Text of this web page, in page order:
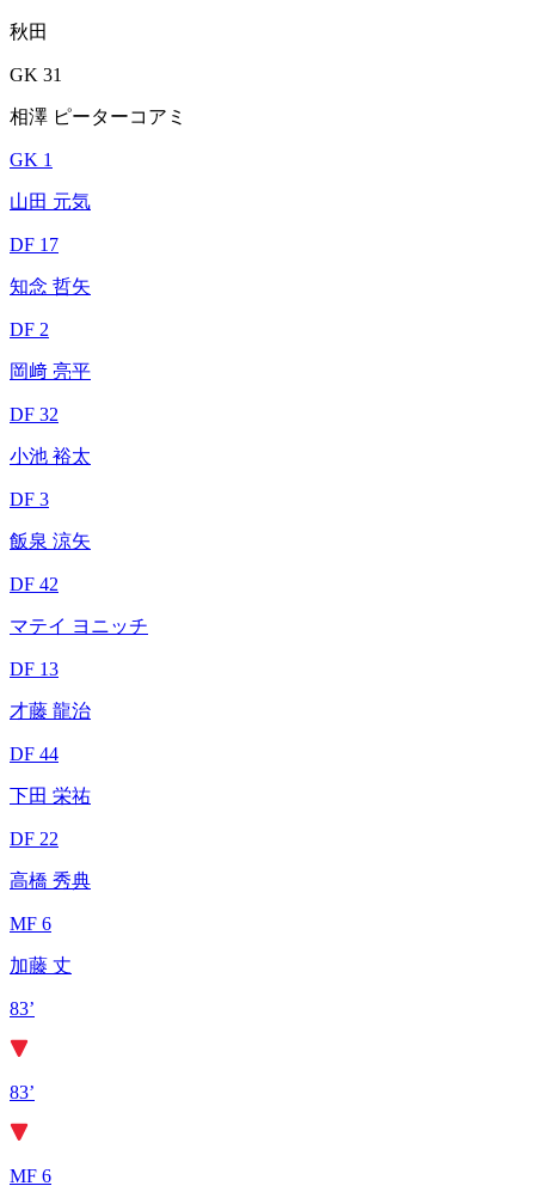
秋田
GK 31
相澤 ピーターコアミ
GK 1
山田 元気
DF 17
知念 哲矢
DF 2
岡﨑 亮平
DF 32
小池 裕太
DF 3
飯泉 涼矢
DF 42
マテイ ヨニッチ
DF 13
才藤 龍治
DF 44
下田 栄祐
DF 22
高橋 秀典
MF 6
加藤 丈
83’
83’
MF 6